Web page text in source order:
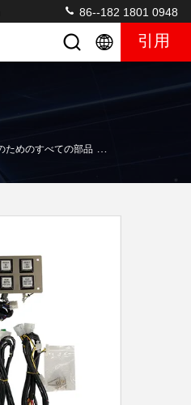
86--182 1801 0948
引用
ためのすべての部品 >